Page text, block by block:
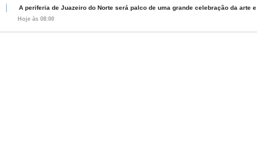
A periferia de Juazeiro do Norte será palco de uma grande celebração da arte e
Hoje às 08:00